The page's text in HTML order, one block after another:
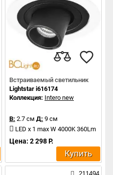
Встраиваемый светильник
Lightstar i616174
Коллекция: Intero new
В: 2.7 см Д: 9 см
LED x 1 max W 4000K 360Lm
Цена: 2 298 Р.
Купить